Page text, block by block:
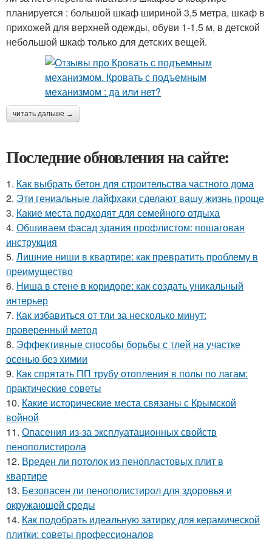
планируется : большой шкаф шириной 3,5 метра, шкаф в
прихожей для верхней одежды, обуви 1-1,5 м, в детской
небольшой шкаф только для детских вещей.
читать дальше →
Последние обновления на сайте:
1. Как выбрать бетон для строительства частного дома
2. Эти гениальные лайфхаки сделают вашу жизнь проще
3. Какие места подходят для семейного отдыха
4. Обшиваем фасад здания профлистом: пошаговая
инструкция
5. Лишние ниши в квартире: как превратить проблему в
преимущество
6. Ниша в стене в коридоре: как создать уникальный
интерьер
7. Как избавиться от тли за несколько минут:
проверенный метод
8. Эффективные способы борьбы с тлей на участке
осенью без химии
9. Как спрятать ПП трубу отопления в полы по лагам:
практические советы
10. Какие исторические места связаны с Крымской
войной
11. Опасения из-за эксплуатационных свойств
пенополистирола
12. Вреден ли потолок из пенопластовых плит в
квартире
13. Безопасен ли пенополистирол для здоровья и
окружающей среды
14. Как подобрать идеальную затирку для керамической
плитки: советы профессионалов